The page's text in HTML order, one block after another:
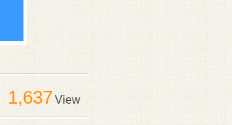
1,637View